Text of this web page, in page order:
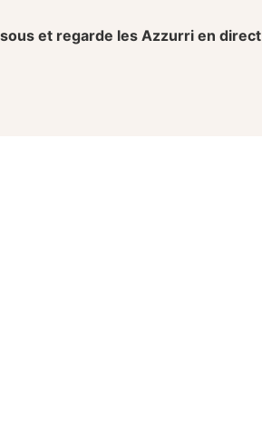
et regarde les Azzurri en direct